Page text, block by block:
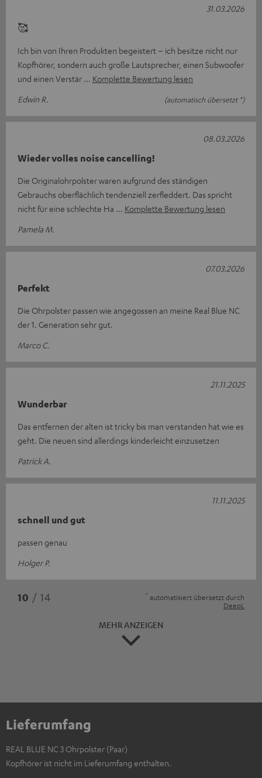
🥰
Ich bin von Ihren Produkten begeistert – ich besitze nicht nur
Kopfhörer, sondern auch große Lautsprecher, einen Subwoofer
und einen Verstär
Komplette Bewertung lesen
Edwin R.
(automatisch übersetzt *)
31.03.2026
Wieder volles noise cancelling!
Die Originalohrpolster waren aufgrund des ständigen
Gebrauchs oberflächlich tendenziell zerfleddert. Das spricht
nicht für eine schlechte Ha
Komplette Bewertung lesen
Pamela M.
08.03.2026
Perfekt
Die Ohrpolster passen wie angegossen an meine Real Blue NC
der 1. Generation sehr gut.
Marco C.
07.03.2026
Wunderbar
Das entfernen der alten ist tricky bis man verstanden hat wie es
geht. Die neuen sind allerdings kinderleicht einzusetzen
Patrick A.
21.11.2025
schnell und gut
passen genau
Holger P.
11.11.2025
10 / 14 * automatisiert übersetzt durch
DeepL
MEHR ANZEIGEN
Lieferumfang
REAL BLUE NC 3 Ohrpolster (Paar)
Kopfhörer ist nicht im Lieferumfang enthalten.